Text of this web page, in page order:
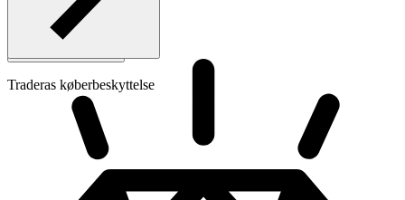
Traderas køberbeskyttelse